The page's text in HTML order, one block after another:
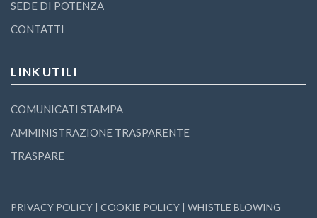
SEDE DI POTENZA
CONTATTI
LINK UTILI
COMUNICATI STAMPA
AMMINISTRAZIONE TRASPARENTE
TRASPARE
PRIVACY POLICY | COOKIE POLICY | WHISTLE BLOWING